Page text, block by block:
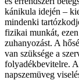
kánikula idején –
mindenki
fizikai munkát,
zuhanyozást. A
van szüksége a
folyadékbevitelre.
napszemüveg